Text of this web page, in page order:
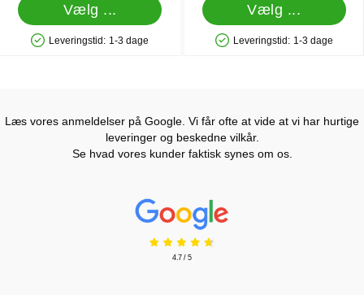
Vælg ...
Produkttilgængelighed: På lager
Leveringstid: 1-3 dage
Vælg ...
Produkttilgængelighed: På lager
Leveringstid: 1-3 dage
Læs vores anmeldelser på Google. Vi får ofte at vide at vi har hurtige
leveringer og beskedne vilkår.
Se hvad vores kunder faktisk synes om os.
Prisjakt Anmeldelser: 4.7 Stjerne
4.7 / 5